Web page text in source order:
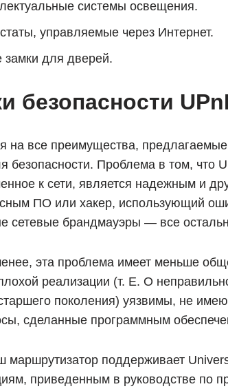
системы освещения.
управляемые через Интернет.
для дверей.
безопасности
на все преимущества,
безопасности. Проблема в том, что
к сети, является надежным и
ПО или хакер, использующий
сетевые брандмауэры — все
эта проблема имеет меньше
реализации (т. Е. О
поколения) уязвимы, не
сделанные программным
маршрутизатор поддерживает
приведенным в руководстве по